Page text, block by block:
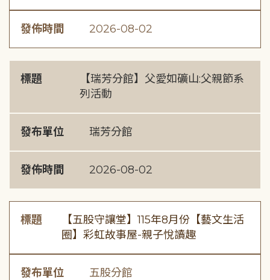
發佈時間 2026-08-02
標題
【瑞芳分館】父愛如礦山:父親節系
列活動
發布單位 瑞芳分館
發佈時間 2026-08-02
標題
【五股守讓堂】115年8月份【藝文生活
圈】彩虹故事屋-親子悅讀趣
發布單位 五股分館